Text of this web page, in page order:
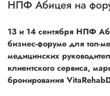
НПФ Абицея на
13 и 14 сентября НПФ
бизнес-форуме для топ-
медицинских
клиентского сервиса,
бронирования